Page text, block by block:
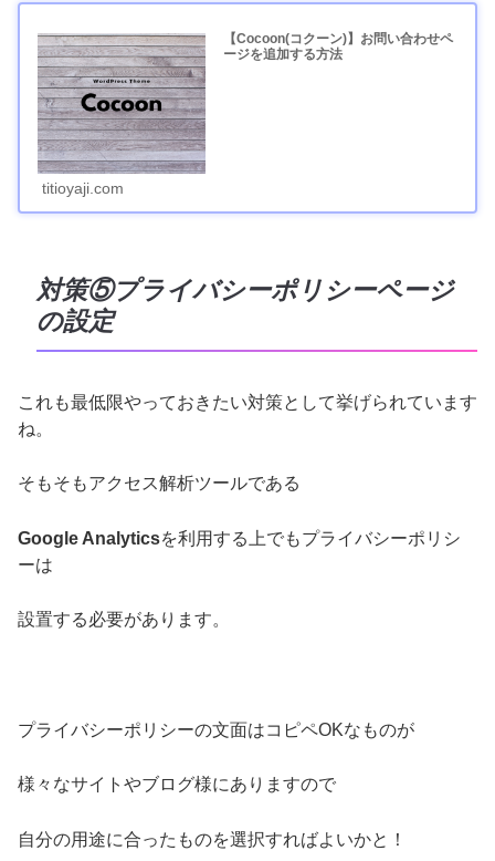
【Cocoon(コクーン)】お問い合わせペ
ージを追加する方法
titioyaji.com
対策⑤プライバシーポリシーページ
の設定
これも最低限やっておきたい対策として挙げられています
ね。
そもそもアクセス解析ツールである
Google Analyticsを利用する上でもプライバシーポリシ
ーは
設置する必要があります。
プライバシーポリシーの文面はコピペOKなものが
様々なサイトやブログ様にありますので
自分の用途に合ったものを選択すればよいかと！